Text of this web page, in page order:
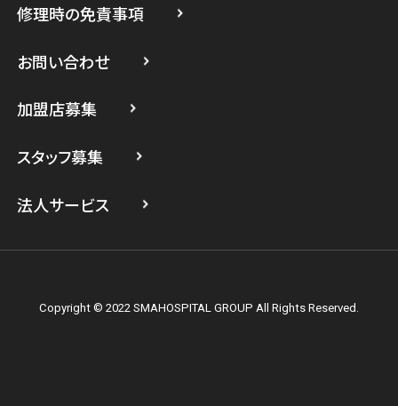
スマホスピタル 登戸・向ヶ丘遊園
スマホスピタル 武蔵小杉
スマホスピタル テルル上大岡
修理時の免責事項
お問い合わせ
加盟店募集
スタッフ募集
法人サービス
Copyright © 2022 SMAHOSPITAL GROUP All Rights Reserved.